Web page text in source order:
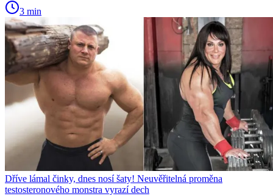
3 min
Dříve lámal činky, dnes nosí šaty! Neuvěřitelná proměna
testosteronového monstra vyrazí dech